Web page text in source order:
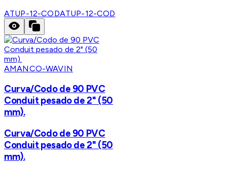
ATUP-12-CODATUP-12-COD
AMANCO-WAVIN
Curva/Codo de 90 PVC
Conduit pesado de 2" (50
mm).
Curva/Codo de 90 PVC
Conduit pesado de 2" (50
mm).